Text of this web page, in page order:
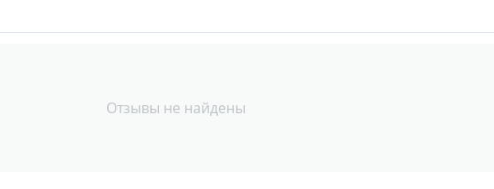
Отзывы не найдены